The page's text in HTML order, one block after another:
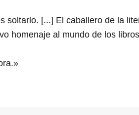
soltarlo. [...] El caballero de la
homenaje al mundo de los